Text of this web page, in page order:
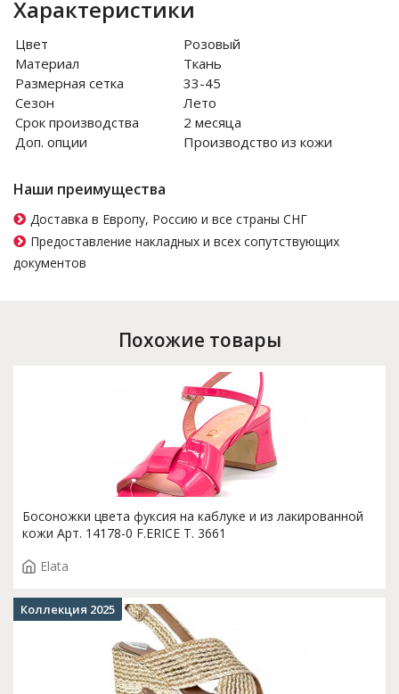
Характеристики
Цвет
Розовый
Материал
Ткань
Размерная сетка
33-45
Сезон
Лето
Срок производства
2 месяца
Доп. опции
Производство из кожи
Наши преимущества
Доставка в Европу, Россию и все страны СНГ
Предоставление накладных и всех сопутствующих
документов
Похожие товары
Босоножки цвета фуксия на каблуке и из лакированной
кожи Арт. 14178-0 F.ERICE T. 3661
Elata
Коллекция 2025